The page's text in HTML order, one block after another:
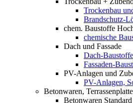
Trockenbau
Brandschutz-
chem. Baustoffe
chemische
Dach und Fassade
Dach-
Fassaden-
PV-Anlagen und
PV-Anlagen,
Betonwaren,
Betonwaren